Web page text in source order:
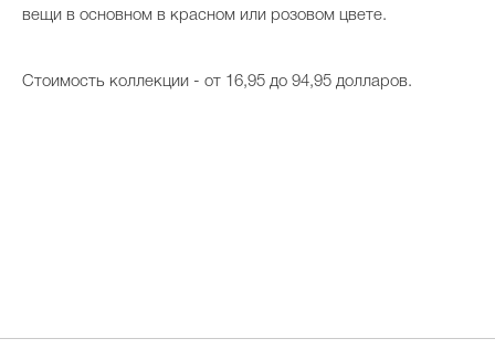
вещи в основном в красном или розовом цвете.
Стоимость коллекции - от 16,95 до 94,95 долларов.